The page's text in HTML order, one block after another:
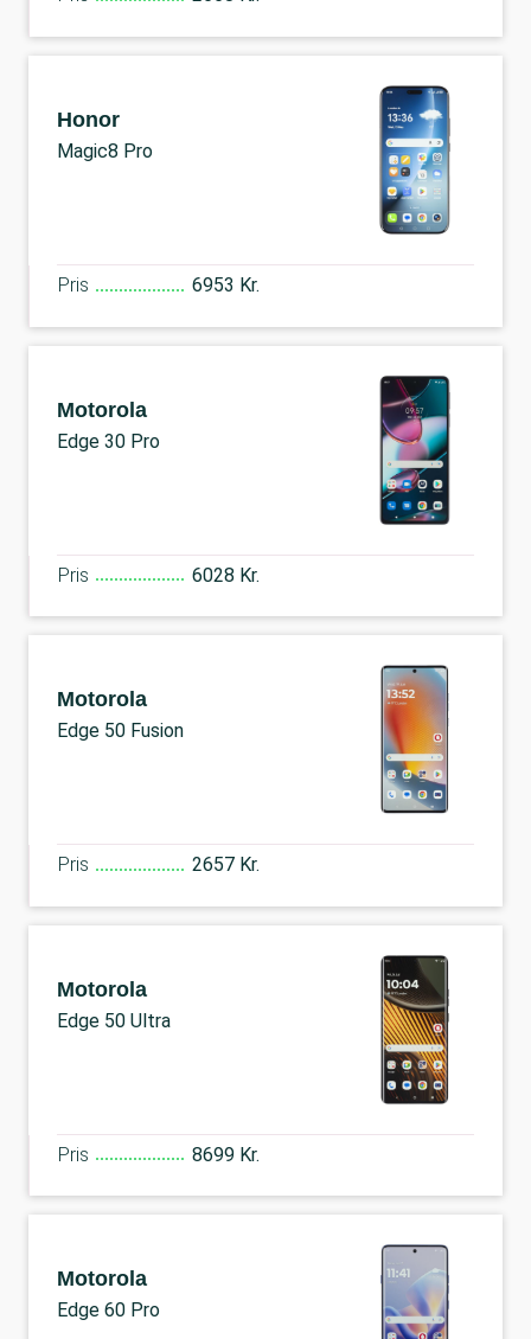
Honor
Magic8 Pro
Pris 6953 Kr.
Motorola
Edge 30 Pro
Pris 6028 Kr.
Motorola
Edge 50 Fusion
Pris 2657 Kr.
Motorola
Edge 50 Ultra
Pris 8699 Kr.
Motorola
Edge 60 Pro